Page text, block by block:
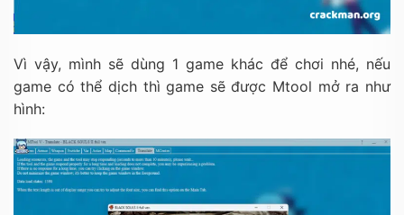
Vì vậy, mình sẽ dùng 1 game khác để chơi nhé, nếu
game có thể dịch thì game sẽ được Mtool mở ra như
hình: